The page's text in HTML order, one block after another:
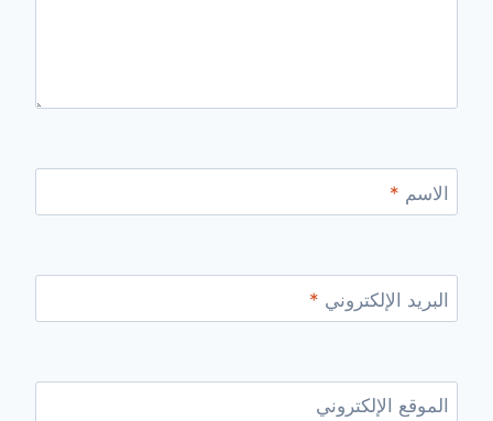
الاسم *
البريد الإلكتروني *
الموقع الإلكتروني